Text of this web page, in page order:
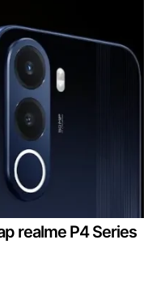
realme P4 Series